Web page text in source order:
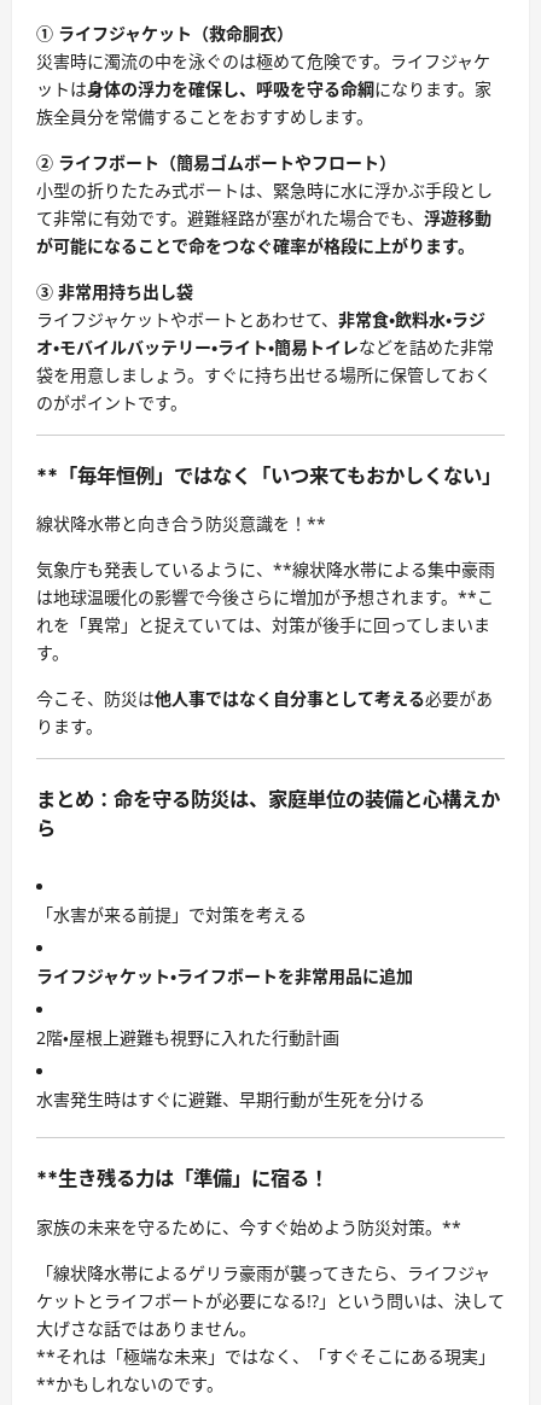
① ライフジャケット（救命胴衣）
災害時に濁流の中を泳ぐのは極めて危険です。ライフジャケ
ットは身体の浮力を確保し、呼吸を守る命綱になります。家
族全員分を常備することをおすすめします。
② ライフボート（簡易ゴムボートやフロート）
小型の折りたたみ式ボートは、緊急時に水に浮かぶ手段とし
て非常に有効です。避難経路が塞がれた場合でも、 浮遊移動
が可能になることで命をつなぐ確率が格段に上がります。
③ 非常用持ち出し袋
ライフジャケットやボートとあわせて、 非常食・飲料水・ラジ
オ・モバイルバッテリー・ライト・簡易トイレなどを詰めた非常
袋を用意しましょう。すぐに持ち出せる場所に保管しておく
のがポイントです。
**「毎年恒例」ではなく「いつ来てもおかしくない」
線状降水帯と向き合う防災意識を！**
気象庁も発表しているように、**線状降水帯による集中豪雨
は地球温暖化の影響で今後さらに増加が予想されます。**こ
れを「異常」と捉えていては、対策が後手に回ってしまいま
す。
今こそ、防災は他人事ではなく自分事として考える必要があ
ります。
まとめ：命を守る防災は、家庭単位の装備と心構えか
ら
「水害が来る前提」で対策を考える
ライフジャケット・ライフボートを非常用品に追加
2階・屋根上避難も視野に入れた行動計画
水害発生時はすぐに避難、早期行動が生死を分ける
**生き残る力は「準備」に宿る！
家族の未来を守るために、今すぐ始めよう防災対策。**
「線状降水帯によるゲリラ豪雨が襲ってきたら、ライフジャ
ケットとライフボートが必要になる!?」という問いは、決して
大げさな話ではありません。
**それは「極端な未来」ではなく、「すぐそこにある現実」
**かもしれないのです。